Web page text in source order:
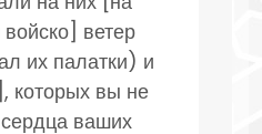
ветер
их палатки) и
которых вы не
ваших